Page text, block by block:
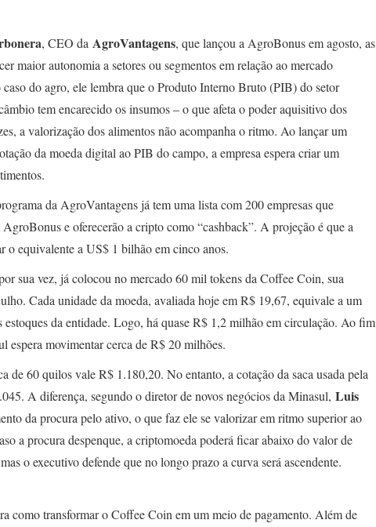
, CEO da AgroVantagens, que lançou a AgroBonus em agosto, as
maior autonomia a setores ou segmentos em relação ao mercado
do agro, ele lembra que o Produto Interno Bruto (PIB) do setor
tem encarecido os insumos – o que afeta o poder aquisitivo dos
a valorização dos alimentos não acompanha o ritmo. Ao lançar um
da moeda digital ao PIB do campo, a empresa espera criar um
da AgroVantagens já tem uma lista com 200 empresas que
e oferecerão a cripto como “cashback”. A projeção é que a
o equivalente a US$ 1 bilhão em cinco anos.
sua vez, já colocou no mercado 60 mil tokens da Coffee Coin, sua
Cada unidade da moeda, avaliada hoje em R$ 19,67, equivale a um
estoques da entidade. Logo, há quase R$ 1,2 milhão em circulação. Ao fim
espera movimentar cerca de R$ 20 milhões.
de 60 quilos vale R$ 1.180,20. No entanto, a cotação da saca usada pela
A diferença, segundo o diretor de novos negócios da Minasul, Luis
da procura pelo ativo, o que faz ele se valorizar em ritmo superior ao
a procura despenque, a criptomoeda poderá ficar abaixo do valor de
o executivo defende que no longo prazo a curva será ascendente.
como transformar o Coffee Coin em um meio de pagamento. Além de